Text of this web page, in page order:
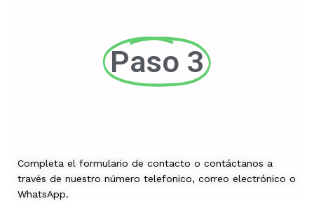
Paso 3
Completa el formulario de contacto o contáctanos a
través de nuestro número telefonico, correo electrónico o
WhatsApp.